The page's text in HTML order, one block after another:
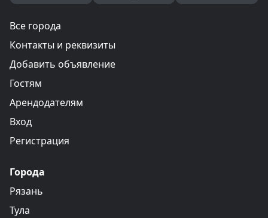
Все города
Контакты и реквизиты
Добавить объявление
Гостям
Арендодателям
Вход
Регистрация
Города
Рязань
Тула